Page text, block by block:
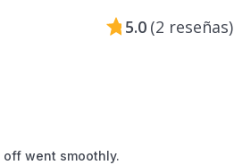
5.0 (2 reseñas)
off went smoothly.